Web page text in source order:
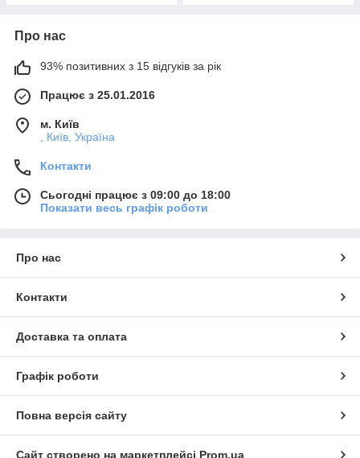
Про нас
93% позитивних з 15 відгуків за рік
Працює з 25.01.2016
м. Київ
, Київ, Україна
Контакти
Сьогодні працює з 09:00 до 18:00
Показати весь графік роботи
Про нас
Контакти
Доставка та оплата
Графік роботи
Повна версія сайту
Сайт створено на маркетплейсі Prom.ua